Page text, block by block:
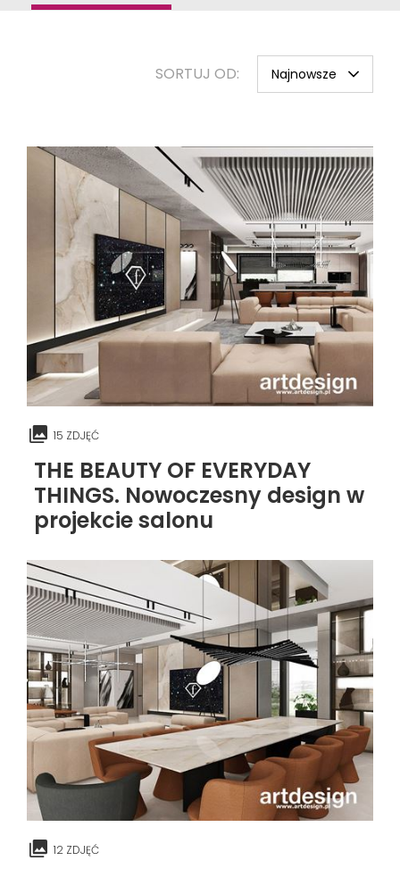
SORTUJ OD: Najnowsze
15 ZDJĘĆ
THE BEAUTY OF EVERYDAY
THINGS. Nowoczesny design w
projekcie salonu
12 ZDJĘĆ